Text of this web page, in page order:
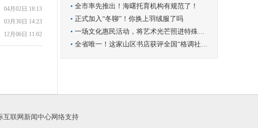
04月02日 18:13
03月30日 14:23
12月06日 11:02
全市率先推出！海曙托育机构有规范了！
正式加入“冬聊”！你换上羽绒服了吗
一场文化惠民活动，将艺术光芒照进特殊孩子的世界
全省唯一！这家山区书店获评全国“格调社区店”
互联网新闻中心网络支持